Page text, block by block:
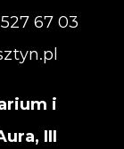
67 03
i
III